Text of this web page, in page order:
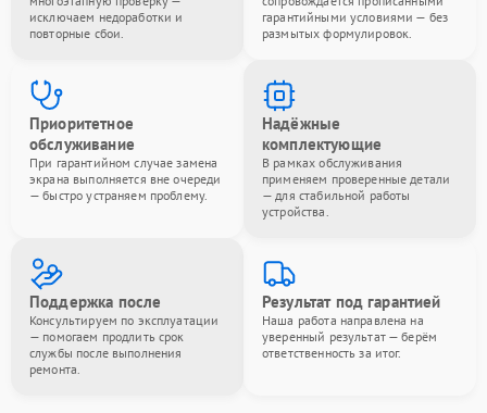
исключаем недоработки и
повторные сбои.
гарантийными условиями — без
размытых формулировок.
Приоритетное
обслуживание
При гарантийном случае замена
экрана выполняется вне очереди
— быстро устраняем проблему.
Надёжные
комплектующие
В рамках обслуживания
применяем проверенные детали
— для стабильной работы
устройства.
Поддержка после
Консультируем по эксплуатации
— помогаем продлить срок
службы после выполнения
ремонта.
Результат под гарантией
Наша работа направлена на
уверенный результат — берём
ответственность за итог.